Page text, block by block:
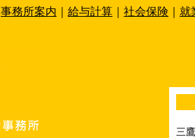
事務所案内 給与計算 社会保険 就
三